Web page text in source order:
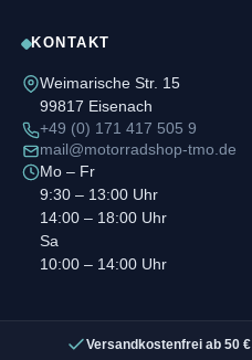
KONTAKT
Weimarische Str. 15
99817 Eisenach
+49 (0) 171 417 505 9
mail@motorradshop-tmo.de
Mo – Fr
9:30 – 13:00 Uhr
14:00 – 18:00 Uhr
Sa
10:00 – 14:00 Uhr
Versandkostenfrei ab 50 €